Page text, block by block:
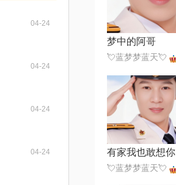
04-24
04-24
04-24
04-24
梦中的阿哥
💘蓝梦梦蓝天💘
有家我也敢想你
💘蓝梦梦蓝天💘